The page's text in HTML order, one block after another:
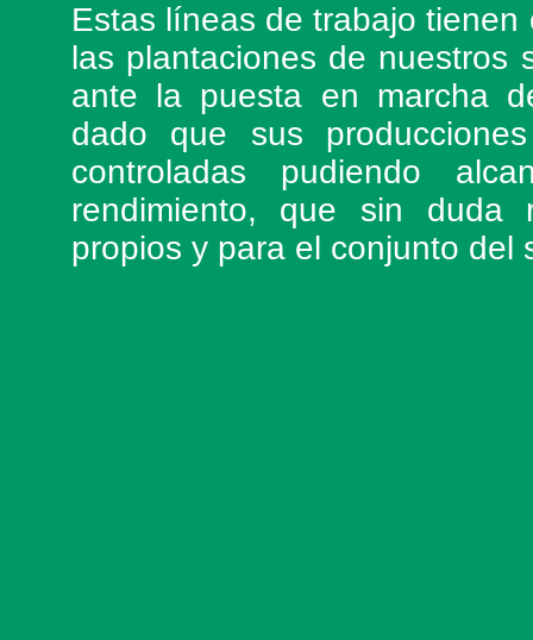
Estas líneas de trabajo
las plantaciones de nuestros
ante la puesta en marcha
dado que sus
controladas pudiendo
rendimiento, que sin duda
propios y para el conjunto del